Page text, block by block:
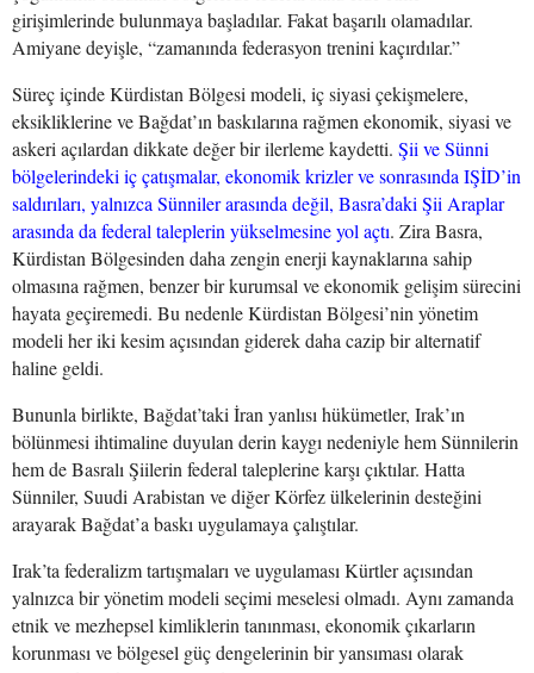
girişimlerinde bulunmaya başladılar. Fakat başarılı olamadılar.
Amiyane deyişle, “zamanında federasyon trenini kaçırdılar.”
Süreç içinde Kürdistan Bölgesi modeli, iç siyasi çekişmelere,
eksikliklerine ve Bağdat’ın baskılarına rağmen ekonomik, siyasi ve
askeri açılardan dikkate değer bir ilerleme kaydetti. Şii ve Sünni
bölgelerindeki iç çatışmalar, ekonomik krizler ve sonrasında IŞİD’in
saldırıları, yalnızca Sünniler arasında değil, Basra’daki Şii Araplar
arasında da federal taleplerin yükselmesine yol açtı. Zira Basra,
Kürdistan Bölgesinden daha zengin enerji kaynaklarına sahip
olmasına rağmen, benzer bir kurumsal ve ekonomik gelişim sürecini
hayata geçiremedi. Bu nedenle Kürdistan Bölgesi’nin yönetim
modeli her iki kesim açısından giderek daha cazip bir alternatif
haline geldi.
Bununla birlikte, Bağdat’taki İran yanlısı hükümetler, Irak’ın
bölünmesi ihtimaline duyulan derin kaygı nedeniyle hem Sünnilerin
hem de Basralı Şiilerin federal taleplerine karşı çıktılar. Hatta
Sünniler, Suudi Arabistan ve diğer Körfez ülkelerinin desteğini
arayarak Bağdat’a baskı uygulamaya çalıştılar.
Irak’ta federalizm tartışmaları ve uygulaması Kürtler açısından
yalnızca bir yönetim modeli seçimi meselesi olmadı. Aynı zamanda
etnik ve mezhepsel kimliklerin tanınması, ekonomik çıkarların
korunması ve bölgesel güç dengelerinin bir yansıması olarak